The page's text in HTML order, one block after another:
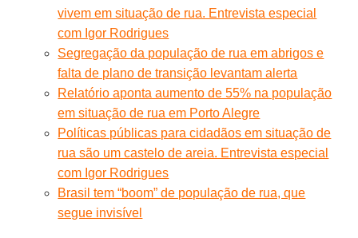
vivem em situação de rua. Entrevista especial
com Igor Rodrigues
Segregação da população de rua em abrigos e
falta de plano de transição levantam alerta
Relatório aponta aumento de 55% na população
em situação de rua em Porto Alegre
Políticas públicas para cidadãos em situação de
rua são um castelo de areia. Entrevista especial
com Igor Rodrigues
Brasil tem “boom” de população de rua, que
segue invisível